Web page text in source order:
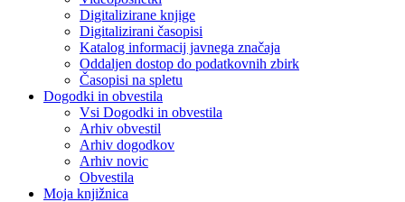
Digitalizirane knjige
Digitalizirani časopisi
Katalog informacij javnega značaja
Oddaljen dostop do podatkovnih zbirk
Časopisi na spletu
Dogodki in obvestila
Vsi Dogodki in obvestila
Arhiv obvestil
Arhiv dogodkov
Arhiv novic
Obvestila
Moja knjižnica